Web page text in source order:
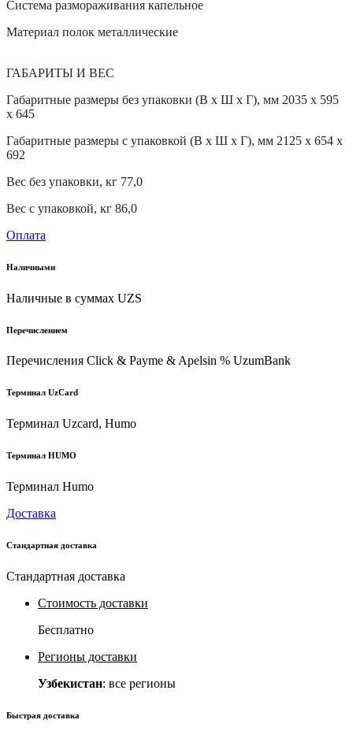
Система размораживания капельное
Материал полок металлические
ГАБАРИТЫ И ВЕС
Габаритные размеры без упаковки (В х Ш х Г), мм 2035 х 595
х 645
Габаритные размеры с упаковкой (В х Ш х Г), мм 2125 х 654 х
692
Вес без упаковки, кг 77,0
Вес с упаковкой, кг 86,0
Оплата
Наличными
Наличные в суммах UZS
Перечислением
Перечисления Click & Payme & Apelsin % UzumBank
Терминал UzCard
Терминал Uzcard, Humo
Терминал HUMO
Терминал Humo
Доставка
Стандартная доставка
Стандартная доставка
Стоимость доставки
Бесплатно
Регионы доставки
Узбекистан: все регионы
Быстрая доставка